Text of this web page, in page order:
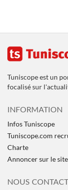
Tuniscope est un
focalisé sur
INFORMATION
Infos Tuniscope
Tuniscope.com
Charte
Annoncer sur le site
NOUS